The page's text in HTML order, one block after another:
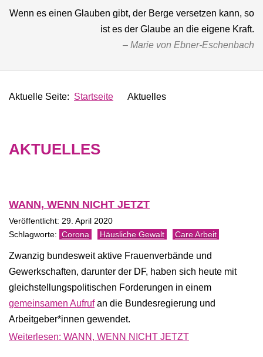
Wenn es einen Glauben gibt, der Berge versetzen kann, so
ist es der Glaube an die eigene Kraft.
Marie von Ebner-Eschenbach
Aktuelle Seite: Startseite Aktuelles
AKTUELLES
WANN, WENN NICHT JETZT
Veröffentlicht: 29. April 2020
Corona Häusliche Gewalt Care Arbeit
Zwanzig bundesweit aktive Frauenverbände und
Gewerkschaften, darunter der DF, haben sich heute mit
gleichstellungspolitischen Forderungen in einem
gemeinsamen Aufrufan die Bundesregierung und
Arbeitgeber*innen gewendet.
Weiterlesen: WANN, WENN NICHT JETZT